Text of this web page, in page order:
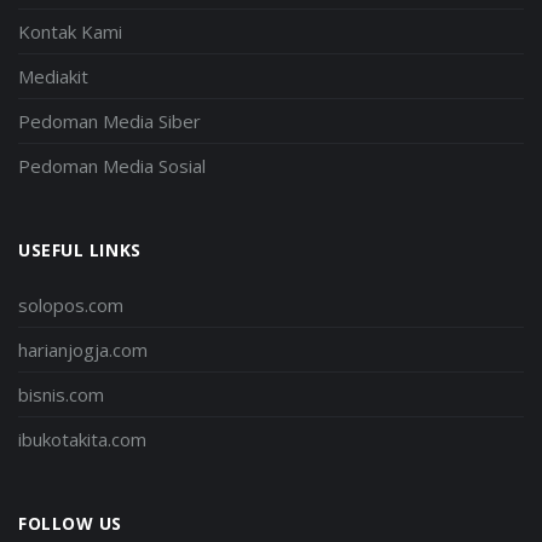
Kontak Kami
Mediakit
Pedoman Media Siber
Pedoman Media Sosial
USEFUL LINKS
solopos.com
harianjogja.com
bisnis.com
ibukotakita.com
FOLLOW US